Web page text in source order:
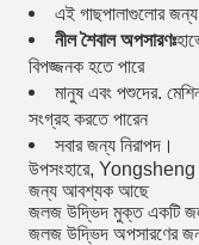
এই গাছপালাগুলোর জন্য,
নীল শৈবাল অপসারণঃ
বিপজ্জনক হতে পারে
মানুষ এবং পশুদের.
সংগ্রহ করতে পারেন
সবার জন্য নিরাপদ।
উপসংহারে, Yongsheng
জন্য আবশ্যক আছে
জলজ উদ্ভিদ মুক্ত একটি
জলজ উদ্ভিদ অপসারণের